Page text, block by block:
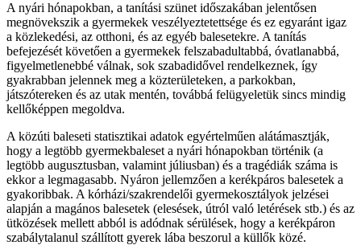
A nyári hónapokban, a tanítási szünet időszakában jelentősen
megnövekszik a gyermekek veszélyeztetettsége és ez egyaránt igaz
a közlekedési, az otthoni, és az egyéb balesetekre. A tanítás
befejezését követően a gyermekek felszabadultabbá, óvatlanabbá,
figyelmetlenebbé válnak, sok szabadidővel rendelkeznek, így
gyakrabban jelennek meg a közterületeken, a parkokban,
játszótereken és az utak mentén, továbbá felügyeletük sincs mindig
kellőképpen megoldva.
A közúti baleseti statisztikai adatok egyértelműen alátámasztják,
hogy a legtöbb gyermekbaleset a nyári hónapokban történik (a
legtöbb augusztusban, valamint júliusban) és a tragédiák száma is
ekkor a legmagasabb. Nyáron jellemzően a kerékpáros balesetek a
gyakoribbak. A kórházi/szakrendelői gyermekosztályok jelzései
alapján a magános balesetek (elesések, útról való letérések stb.) és az
ütközések mellett abból is adódnak sérülések, hogy a kerékpáron
szabálytalanul szállított gyerek lába beszorul a küllők közé.